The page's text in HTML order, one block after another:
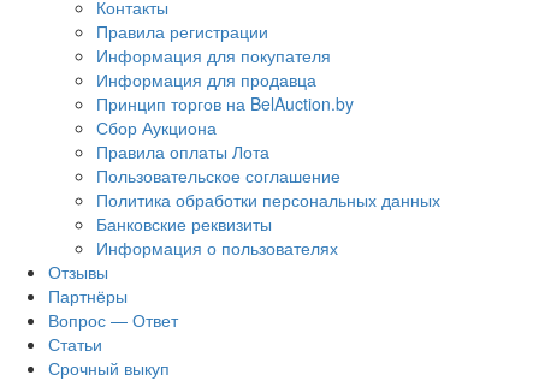
Контакты
Правила регистрации
Информация для покупателя
Информация для продавца
Принцип торгов на BelAuction.by
Сбор Аукциона
Правила оплаты Лота
Пользовательское соглашение
Политика обработки персональных данных
Банковские реквизиты
Информация о пользователях
Отзывы
Партнёры
Вопрос — Ответ
Статьи
Срочный выкуп